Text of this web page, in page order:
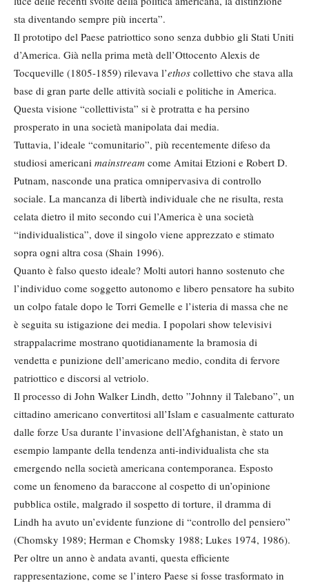
sta diventando sempre più incerta”.
Il prototipo del Paese patriottico sono senza dubbio gli Stati Uniti
d’America. Già nella prima metà dell’Ottocento Alexis de
Tocqueville (1805-1859) rilevava l’ethos collettivo che stava alla
base di gran parte delle attività sociali e politiche in America.
Questa visione “collettivista” si è protratta e ha persino
prosperato in una società manipolata dai media.
Tuttavia, l’ideale “comunitario”, più recentemente difeso da
studiosi americani mainstream come Amitai Etzioni e Robert D.
Putnam, nasconde una pratica omnipervasiva di controllo
sociale. La mancanza di libertà individuale che ne risulta, resta
celata dietro il mito secondo cui l’America è una società
“individualistica”, dove il singolo viene apprezzato e stimato
sopra ogni altra cosa (Shain 1996).
Quanto è falso questo ideale? Molti autori hanno sostenuto che
l’individuo come soggetto autonomo e libero pensatore ha subito
un colpo fatale dopo le Torri Gemelle e l’isteria di massa che ne
è seguita su istigazione dei media. I popolari show televisivi
strappalacrime mostrano quotidianamente la bramosia di
vendetta e punizione dell’americano medio, condita di fervore
patriottico e discorsi al vetriolo.
Il processo di John Walker Lindh, detto ”Johnny il Talebano”, un
cittadino americano convertitosi all’Islam e casualmente catturato
dalle forze Usa durante l’invasione dell’Afghanistan, è stato un
esempio lampante della tendenza anti-individualista che sta
emergendo nella società americana contemporanea. Esposto
come un fenomeno da baraccone al cospetto di un’opinione
pubblica ostile, malgrado il sospetto di torture, il dramma di
Lindh ha avuto un’evidente funzione di “controllo del pensiero”
(Chomsky 1989; Herman e Chomsky 1988; Lukes 1974, 1986).
Per oltre un anno è andata avanti, questa efficiente
rappresentazione, come se l’intero Paese si fosse trasformato in